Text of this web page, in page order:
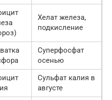
Хелат железа,
подкисление
Суперфосфат
осенью
Сульфат калия в
августе